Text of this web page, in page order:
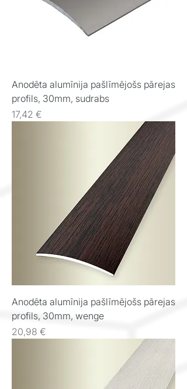
Anodēta alumīnija pašlīmējošs pārejas
profils, 30mm, sudrabs
Cena
17,42 €
Anodēta alumīnija pašlīmējošs pārejas
profils, 30mm, wenge
Cena
20,98 €